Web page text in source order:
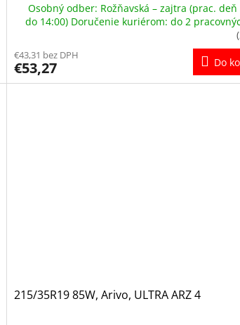
Osobný odber: Rožňavská – zajtra (prac. deň
do 14:00) Doručenie kuriérom: do 2
€43,31 bez DPH
€53,27 Do
215/35R19 85W, Arivo, ULTRA ARZ 4